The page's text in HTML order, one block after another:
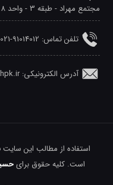
مجتمع مهراد - طبقه 3 - واحد 8
تلفن‌ تماس: 91014012-021
آدرس الکترونیکی: hpk@hpk.ir
استفاده از مطالب این
است. کلیه حقوق برای